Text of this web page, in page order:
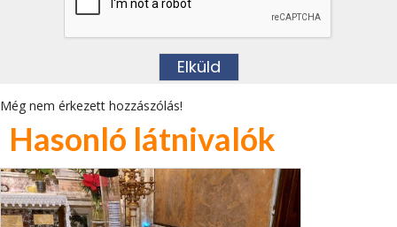
Még nem érkezett hozzászólás!
Hasonló látnivalók